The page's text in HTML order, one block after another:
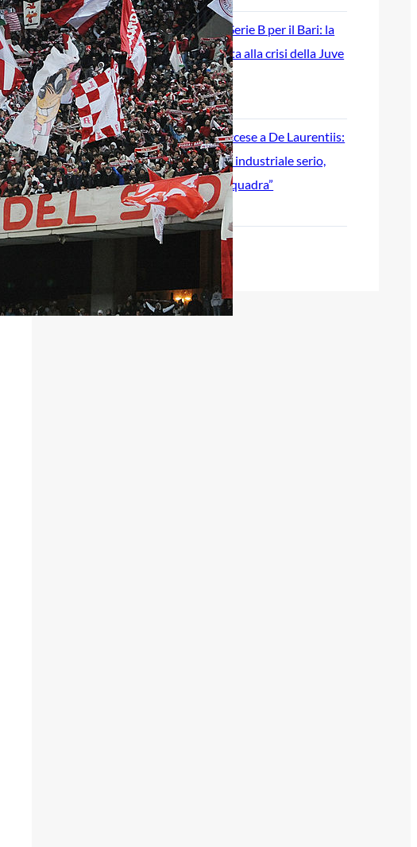
Ripescaggio in Serie B per il Bari: la
speranza è legata alla crisi della Juve
Stabia
28 Maggio 2026
Futuro Bari, Leccese a De Laurentiis:
“Serve un piano industriale serio,
non siamo una seconda squadra”
27 Maggio 2026